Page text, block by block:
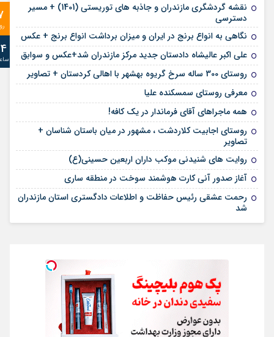
نقشه گردشگری مازندران و جاذبه های توریستی (1401) + مسیر
دسترسی
نگاهی به انواع برنج در ایران و میزان برداشت انواع برنج + عکس
علی‌ اکبر عالیشاه دادستان جدید مرکز مازندران شد+عکس و سوابق
روستای 300 ساله سرخ ‌گریوه بهشهر با اهالی کردستان + تصاویر
معرفی روستای سمسکنده علیا
همه ماجراهای آقای فرماندار در یک کافه!
روستای اجابیت کلاردشت ، مشهور در میان باستان شناسان +
تصاویر
روایت های شنیدنی موکب داران اربعین حسینی(ع)
آغاز صدور آنی کارت هوشمند سوخت در منطقه ساری
رحمت عشقی رئیس حفاظت و اطلاعات دادگستری استان مازندران
شد